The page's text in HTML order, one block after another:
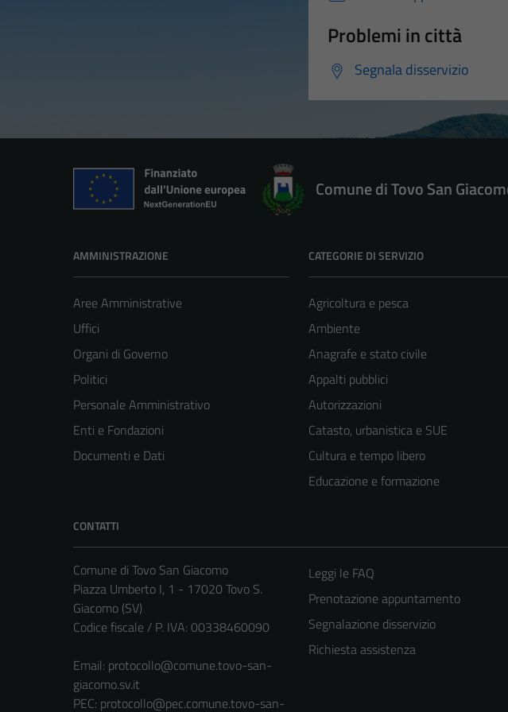
Problemi in città
Segnala disservizio
Comune di Tovo San
AMMINISTRAZIONE
Aree Amministrative
Uffici
Organi di Governo
Politici
Personale Amministrativo
Enti e Fondazioni
Documenti e Dati
CATEGORIE DI SERVIZIO
Agricoltura e pesca
Ambiente
Anagrafe e stato civile
Appalti pubblici
Autorizzazioni
Catasto, urbanistica e SUE
Cultura e tempo libero
Educazione e formazione
CONTATTI
Comune di Tovo San Giacomo
Piazza Umberto I, 1 - 17020 Tovo S.
Giacomo (SV)
Codice fiscale / P. IVA: 00338460090
Email: protocollo@comune.tovo-san-
giacomo.sv.it
PEC: protocollo@pec.comune.tovo-san-
Leggi le FAQ
Prenotazione appuntamento
Segnalazione disservizio
Richiesta assistenza